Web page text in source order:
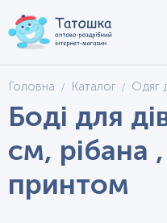
Головна Каталог Одяг
Боді для
см, рібана
принтом